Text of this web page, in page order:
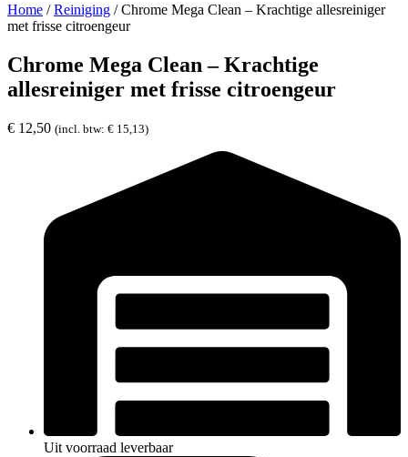
Home /Reiniging / Chrome Mega Clean – Krachtige allesreiniger
met frisse citroengeur
Chrome Mega Clean – Krachtige
allesreiniger met frisse citroengeur
€ 12,50 (incl. btw: € 15,13)
Uit voorraad leverbaar